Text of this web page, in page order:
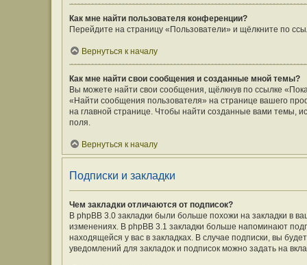
Как мне найти пользователя конференции?
Перейдите на страницу «Пользователи» и щёлкните по
Вернуться к началу
Как мне найти свои сообщения и созданные мной темы?
Вы можете найти свои сообщения, щёлкнув по ссылке
«Найти сообщения пользователя» на странице вашего
на главной странице. Чтобы найти созданные вами темы,
поля.
Вернуться к началу
Подписки и закладки
Чем закладки отличаются от подписок?
В phpBB 3.0 закладки были больше похожи на закладки в
изменениях. В phpBB 3.1 закладки больше напоминают
находящейся у вас в закладках. В случае подписки, вы
уведомлений для закладок и подписок можно задать на